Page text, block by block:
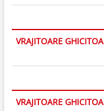
VRAJITOARE
VRAJITOARE